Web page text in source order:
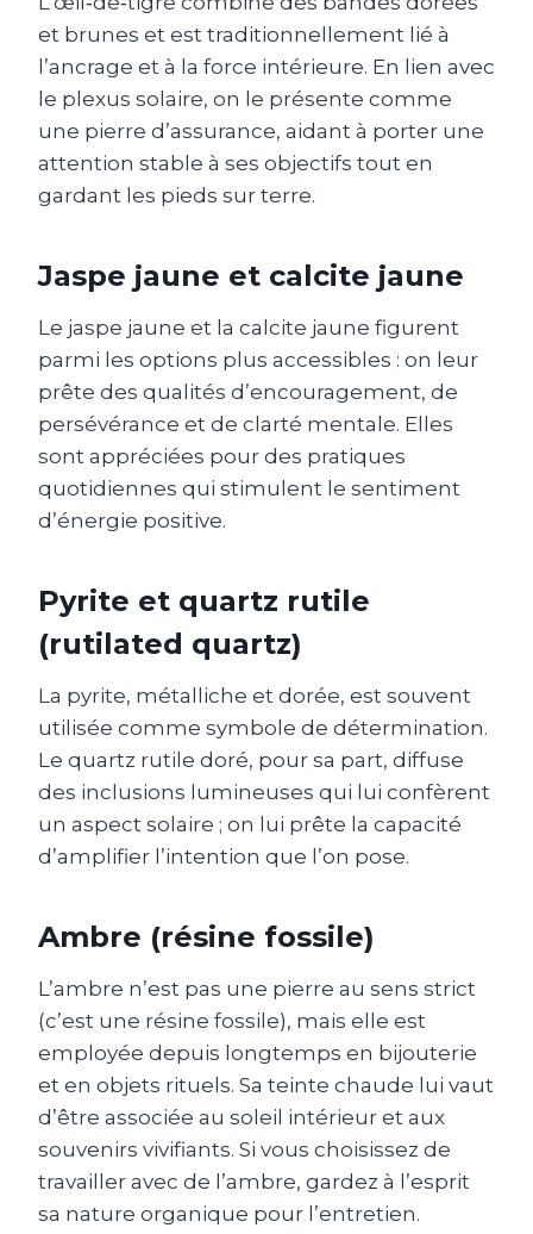
et brunes et est traditionnellement lié à
l’ancrage et à la force intérieure. En lien avec
le plexus solaire, on le présente comme
une pierre d’assurance, aidant à porter une
attention stable à ses objectifs tout en
gardant les pieds sur terre.
Jaspe jaune et calcite jaune
Le jaspe jaune et la calcite jaune figurent
parmi les options plus accessibles : on leur
prête des qualités d’encouragement, de
persévérance et de clarté mentale. Elles
sont appréciées pour des pratiques
quotidiennes qui stimulent le sentiment
d’énergie positive.
Pyrite et quartz rutile
(rutilated quartz)
La pyrite, métalliche et dorée, est souvent
utilisée comme symbole de détermination.
Le quartz rutile doré, pour sa part, diffuse
des inclusions lumineuses qui lui confèrent
un aspect solaire ; on lui prête la capacité
d’amplifier l’intention que l’on pose.
Ambre (résine fossile)
L’ambre n’est pas une pierre au sens strict
(c’est une résine fossile), mais elle est
employée depuis longtemps en bijouterie
et en objets rituels. Sa teinte chaude lui vaut
d’être associée au soleil intérieur et aux
souvenirs vivifiants. Si vous choisissez de
travailler avec de l’ambre, gardez à l’esprit
sa nature organique pour l’entretien.